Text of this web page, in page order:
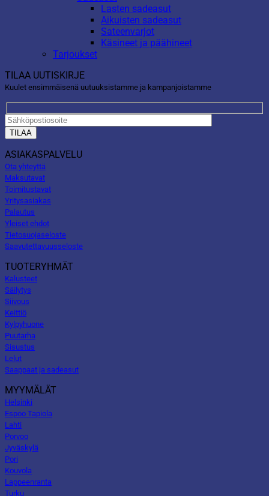
Lasten sadeasut
Aikuisten sadeasut
Sateenvarjot
Käsineet ja päähineet
Tarjoukset
TILAA UUTISKIRJE
Kuulet ensimmäisenä uutuuksistamme ja kampanjoistamme
ASIAKASPALVELU
Ota yhteyttä
Maksutavat
Toimitustavat
Yritysasiakas
Palautus
Yleiset ehdot
Tietosuojaseloste
Saavutettavuusseloste
TUOTERYHMÄT
Kalusteet
Säilytys
Siivous
Keittiö
Kylpyhuone
Puutarha
Sisustus
Lelut
Saappaat ja sadeasut
MYYMÄLÄT
Helsinki
Espoo Tapiola
Lahti
Porvoo
Jyväskylä
Pori
Kouvola
Lappeenranta
Turku